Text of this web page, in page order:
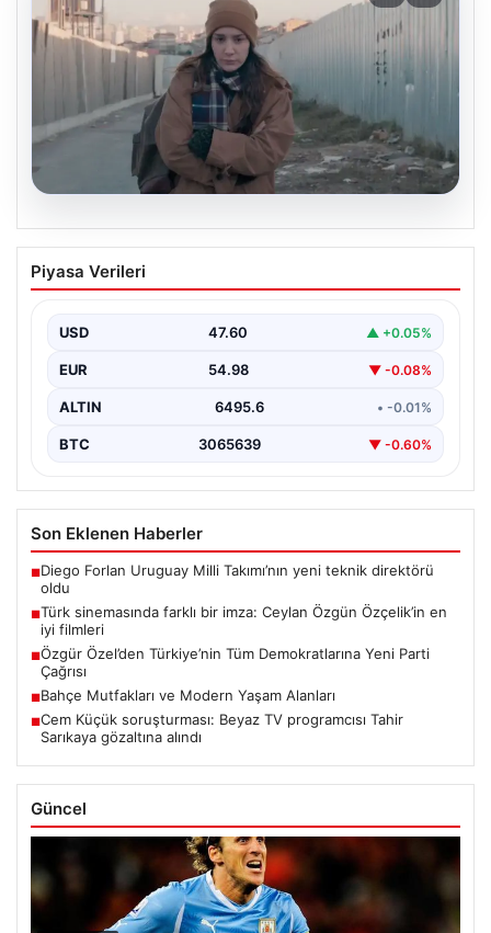
05.08.2026
Türk sinemasında farklı bir imza: Ceylan
Özgün Özçelik’in en iyi filmleri
Piyasa Verileri
USD 47.60 ▲ +0.05%
EUR 54.98 ▼ -0.08%
ALTIN 6495.6 • -0.01%
BTC 3065639 ▼ -0.60%
Son Eklenen Haberler
■Diego Forlan Uruguay Milli Takımı’nın yeni teknik direktörü
oldu
■Türk sinemasında farklı bir imza: Ceylan Özgün Özçelik’in en
iyi filmleri
■Özgür Özel’den Türkiye’nin Tüm Demokratlarına Yeni Parti
Çağrısı
■Bahçe Mutfakları ve Modern Yaşam Alanları
■Cem Küçük soruşturması: Beyaz TV programcısı Tahir
Sarıkaya gözaltına alındı
Güncel